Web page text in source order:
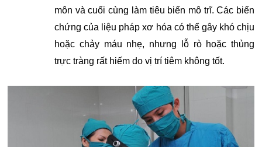
môn và cuối cùng làm tiêu biến mô trĩ. Các biến
chứng của liệu pháp xơ hóa có thể gây khó chịu
hoặc chảy máu nhẹ, nhưng lỗ rò hoặc thủng
trực tràng rất hiếm do vị trí tiêm không tốt.